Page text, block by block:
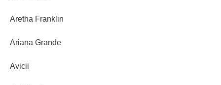
Aretha Franklin
Ariana Grande
Avicii